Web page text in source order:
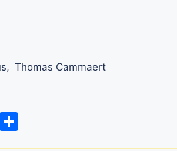
, Thomas Cammaert
Snapchat